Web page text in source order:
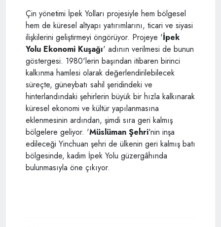
Çin yönetimi İpek Yolları projesiyle hem bölgesel
hem de küresel altyapı yatırımlarını, ticari ve siyasi
ilişkilerini geliştirmeyi öngörüyor. Projeye 'İpek
Yolu Ekonomi Kuşağı' adının verilmesi de bunun
göstergesi. 1980'lerin başından itibaren birinci
kalkınma hamlesi olarak değerlendirilebilecek
süreçte, güneybatı sahil şeridindeki ve
hinterlandındaki şehirlerin büyük bir hızla kalkınarak
küresel ekonomi ve kültür yapılanmasına
eklenmesinin ardından, şimdi sıra geri kalmış
bölgelere geliyor. 'Müslüman Şehri'nin inşa
edileceği Yinchuan şehri de ülkenin geri kalmış batı
bölgesinde, kadim İpek Yolu güzergâhında
bulunmasıyla öne çıkıyor.